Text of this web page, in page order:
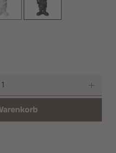
verfügbar.)
ist zurzeit nicht verfügbar.)
Weiß Schwarz
den gewünschten